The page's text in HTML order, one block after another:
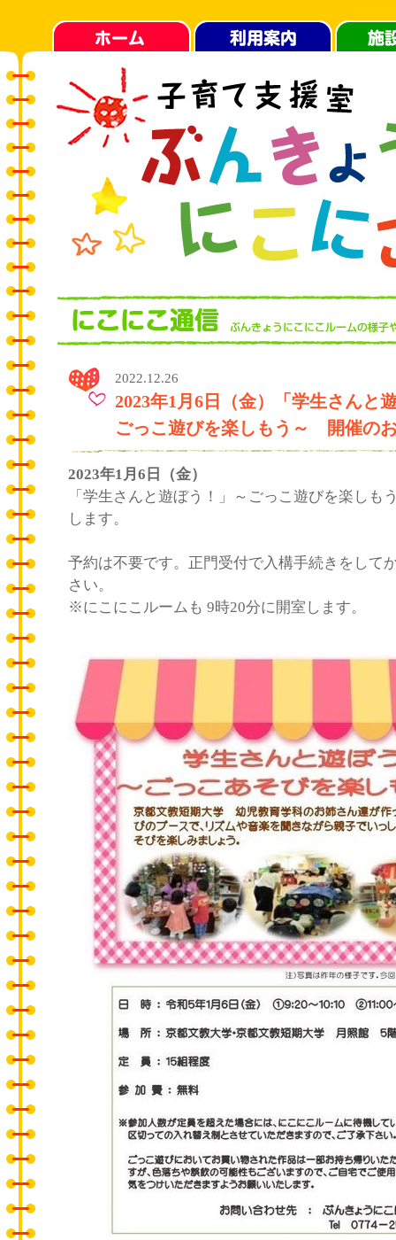
2022.12.26
2023年1月6日（金）「学生さんと
ごっこ遊びを楽しもう～ 開催の
2023年1月6日（金）
「学生さんと遊ぼう！」～ごっこ遊びを楽しも
します。
予約は不要です。正門受付で入構手続きをして
さい。
※にこにこルームも 9時20分に開室します。